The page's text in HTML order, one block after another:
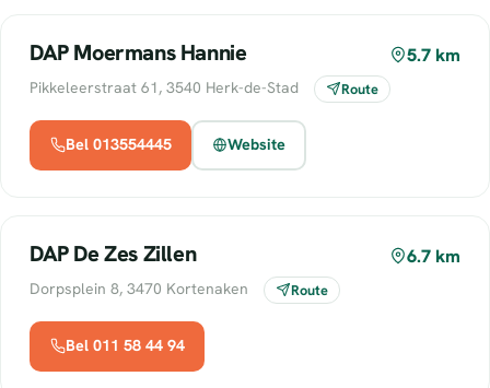
DAP Moermans Hannie 5.7 km
Pikkeleerstraat 61, 3540 Herk-de-Stad Route
Bel 013554445 Website
DAP De Zes Zillen 6.7 km
Dorpsplein 8, 3470 Kortenaken Route
Bel 011 58 44 94